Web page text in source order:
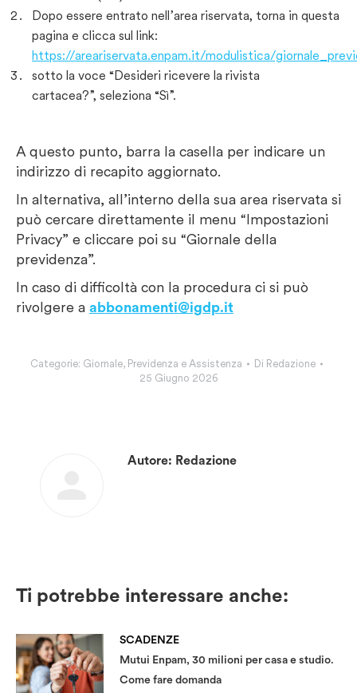
Dopo essere entrato nell’area riservata, torna in questa
pagina e clicca sul link:
https://areariservata.enpam.it/modulistica/
sotto la voce “Desideri ricevere la rivista
cartacea?”, seleziona “Sì”.
A questo punto, barra la casella per indicare un
indirizzo di recapito aggiornato.
In alternativa, all’interno della sua area riservata si
può cercare direttamente il menu “Impostazioni
Privacy” e cliccare poi su “Giornale della
previdenza”.
In caso di difficoltà con la procedura ci si può
rivolgere a abbonamenti@igdp.it
Categorie: Giornale, Previdenza e Assistenza Di Redazione
25 Giugno 2026
Autore: Redazione
Ti potrebbe interessare anche:
SCADENZE
Mutui Enpam, 30 milioni per casa e studio.
Come fare domanda